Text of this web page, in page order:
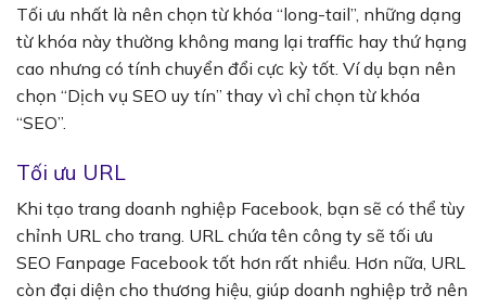
Tối ưu nhất là nên chọn từ khóa “long-tail”, những dạng
từ khóa này thường không mang lại traffic hay thứ hạng
cao nhưng có tính chuyển đổi cực kỳ tốt. Ví dụ bạn nên
chọn “Dịch vụ SEO uy tín” thay vì chỉ chọn từ khóa
“SEO”.
Tối ưu URL
Khi tạo trang doanh nghiệp Facebook, bạn sẽ có thể tùy
chỉnh URL cho trang. URL chứa tên công ty sẽ tối ưu
SEO Fanpage Facebook tốt hơn rất nhiều. Hơn nữa, URL
còn đại diện cho thương hiệu, giúp doanh nghiệp trở nên